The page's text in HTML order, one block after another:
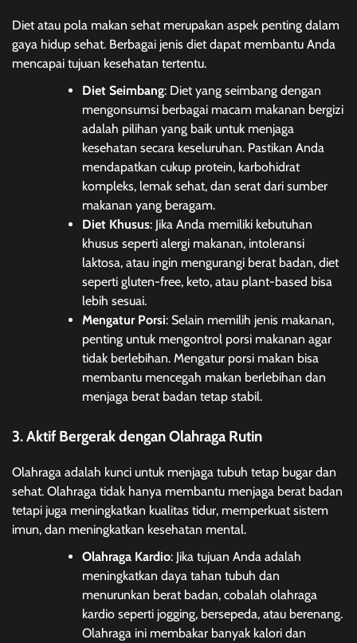
Diet atau pola makan sehat merupakan aspek penting dalam
gaya hidup sehat. Berbagai jenis diet dapat membantu Anda
mencapai tujuan kesehatan tertentu.
Diet Seimbang: Diet yang seimbang dengan
mengonsumsi berbagai macam makanan bergizi
adalah pilihan yang baik untuk menjaga
kesehatan secara keseluruhan. Pastikan Anda
mendapatkan cukup protein, karbohidrat
kompleks, lemak sehat, dan serat dari sumber
makanan yang beragam.
Diet Khusus: Jika Anda memiliki kebutuhan
khusus seperti alergi makanan, intoleransi
laktosa, atau ingin mengurangi berat badan, diet
seperti gluten-free, keto, atau plant-based bisa
lebih sesuai.
Mengatur Porsi: Selain memilih jenis makanan,
penting untuk mengontrol porsi makanan agar
tidak berlebihan. Mengatur porsi makan bisa
membantu mencegah makan berlebihan dan
menjaga berat badan tetap stabil.
3. Aktif Bergerak dengan Olahraga Rutin
Olahraga adalah kunci untuk menjaga tubuh tetap bugar dan
sehat. Olahraga tidak hanya membantu menjaga berat badan
tetapi juga meningkatkan kualitas tidur, memperkuat sistem
imun, dan meningkatkan kesehatan mental.
Olahraga Kardio: Jika tujuan Anda adalah
meningkatkan daya tahan tubuh dan
menurunkan berat badan, cobalah olahraga
kardio seperti jogging, bersepeda, atau berenang.
Olahraga ini membakar banyak kalori dan